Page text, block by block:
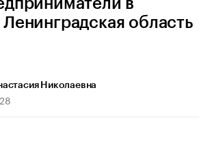
в
область
Николаевна